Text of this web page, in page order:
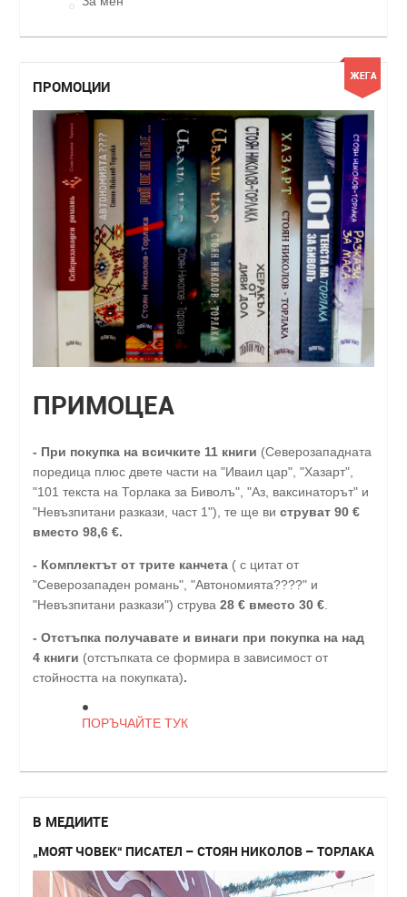
ПРОМОЦИИ
ПРИМОЦЕА
- При покупка на всичките 11 книги (Северозападната
поредица плюс двете части на "Иваил цар", "Хазарт",
"101 текста на Торлака за Биволъ", "Аз, ваксинаторът" и
"Невъзпитани разкази, част 1"), те ще ви струват 90 €
вместо 98,6 €.
- Комплектът от трите канчета ( с цитат от
"Северозападен романь", "Автономията????" и
"Невъзпитани разкази") струва 28 € вместо 30 €
- Отстъпка получавате и винаги при покупка на над
4 книги (отстъпката се формира в зависимост от
стойността на покупката).
ПОРЪЧАЙТЕ ТУК
В МЕДИИТЕ
„МОЯТ ЧОВЕК“ ПИСАТЕЛ – СТОЯН НИКОЛОВ – ТОРЛАКА